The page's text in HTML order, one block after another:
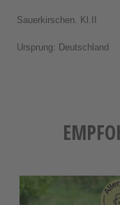
Sauerkirschen. Kl.II
Ursprung: Deutschland